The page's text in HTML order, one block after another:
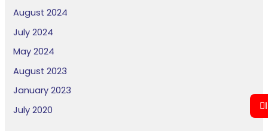
August 2024
July 2024
May 2024
August 2023
January 2023
July 2020